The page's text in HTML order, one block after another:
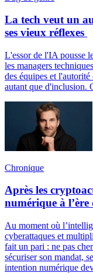
La tech veut un
ses vieux réflexes
L'essor de l'IA pousse
les managers
des équipes et
autant que d'inclusion.
Chronique
Après les
numérique à l’ère
Au moment où
cyberattaques et
fait un pari : ne pas
sécuriser son mandat,
intention numérique